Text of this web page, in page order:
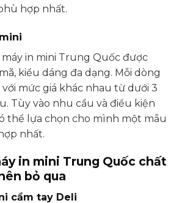
hợp nhất.
in mini Trung Quốc được
kiểu dáng đa dạng. Mỗi dòng
với mức giá khác nhau từ dưới 3
Tùy vào nhu cầu và điều kiện
thể lựa chọn cho mình một mẫu
nhất.
in mini Trung Quốc chất
bỏ qua
cầm tay Deli